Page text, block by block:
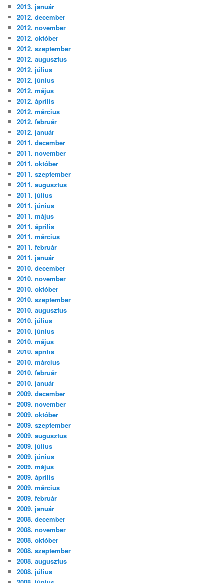
2013. január
2012. december
2012. november
2012. október
2012. szeptember
2012. augusztus
2012. július
2012. június
2012. május
2012. április
2012. március
2012. február
2012. január
2011. december
2011. november
2011. október
2011. szeptember
2011. augusztus
2011. július
2011. június
2011. május
2011. április
2011. március
2011. február
2011. január
2010. december
2010. november
2010. október
2010. szeptember
2010. augusztus
2010. július
2010. június
2010. május
2010. április
2010. március
2010. február
2010. január
2009. december
2009. november
2009. október
2009. szeptember
2009. augusztus
2009. július
2009. június
2009. május
2009. április
2009. március
2009. február
2009. január
2008. december
2008. november
2008. október
2008. szeptember
2008. augusztus
2008. július